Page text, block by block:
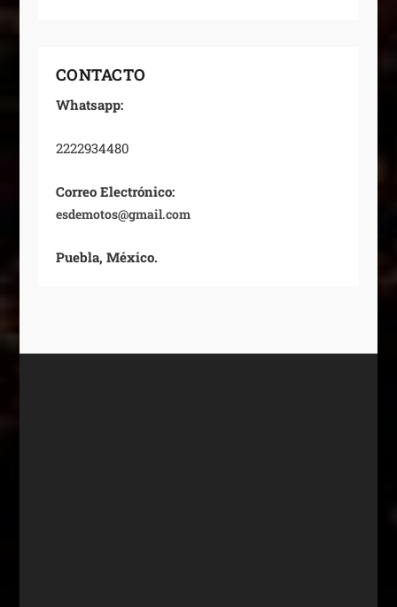
CONTACTO
Whatsapp:
2222934480
Correo Electrónico:
esdemotos@gmail.com
Puebla, México.